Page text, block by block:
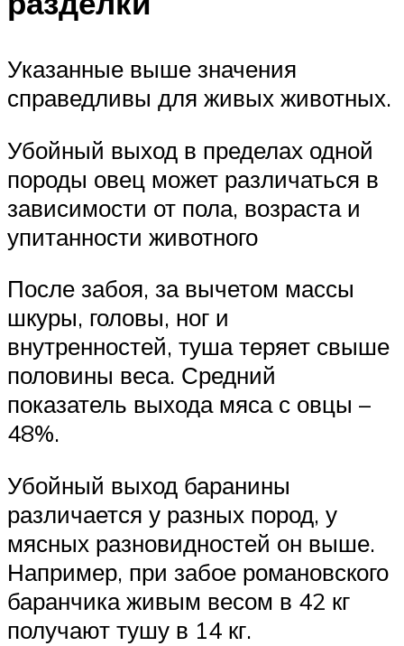
Указанные выше значения
справедливы для живых животных.
Убойный выход в пределах одной
породы овец может различаться в
зависимости от пола, возраста и
упитанности животного
После забоя, за вычетом массы
шкуры, головы, ног и
внутренностей, туша теряет свыше
половины веса. Средний
показатель выхода мяса с овцы –
48%.
Убойный выход баранины
различается у разных пород, у
мясных разновидностей он выше.
Например, при забое романовского
баранчика живым весом в 42 кг
получают тушу в 14 кг.